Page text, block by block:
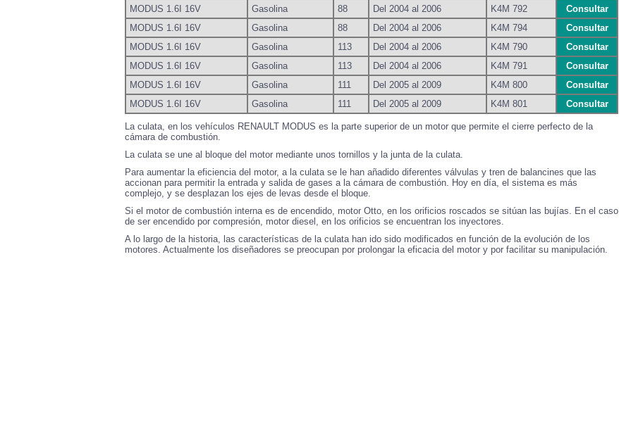
MODUS 1.6I 16V
Gasolina 88 Del 2004 al 2006 K4M 792
Consultar
MODUS 1.6I 16V
Gasolina 88 Del 2004 al 2006 K4M 794
Consultar
MODUS 1.6I 16V
Gasolina 113 Del 2004 al 2006 K4M 790
Consultar
MODUS 1.6I 16V
Gasolina 113 Del 2004 al 2006 K4M 791
Consultar
MODUS 1.6I 16V
Gasolina 111 Del 2005 al 2009 K4M 800
Consultar
MODUS 1.6I 16V
Gasolina 111 Del 2005 al 2009 K4M 801 Consultar
La culata, en los vehículos RENAULT MODUS es la parte superior de un motor que permite el cierre perfecto de la
cámara de combustión.
La culata se une al bloque del motor mediante unos tornillos y la junta de la culata.
Para aumentar la eficiencia del motor, a la culata se le han añadido diferentes válvulas y tren de balancines que las
accionan para permitir la entrada y salida de gases a la cámara de combustión. Hoy en día, el sistema es más
complejo, y se desplazan los ejes de levas desde el bloque.
Si el motor de combustión interna es de encendido, motor Otto, en los orificios roscados se sitúan las bujías. En el caso
de ser encendido por compresión, motor diesel, en los orificios se encuentran los inyectores.
A lo largo de la historia, las características de la culata han ido sido modificados en función de la evolución de los
motores. Actualmente los diseñadores se preocupan por prolongar la eficacia del motor y por facilitar su manipulación.